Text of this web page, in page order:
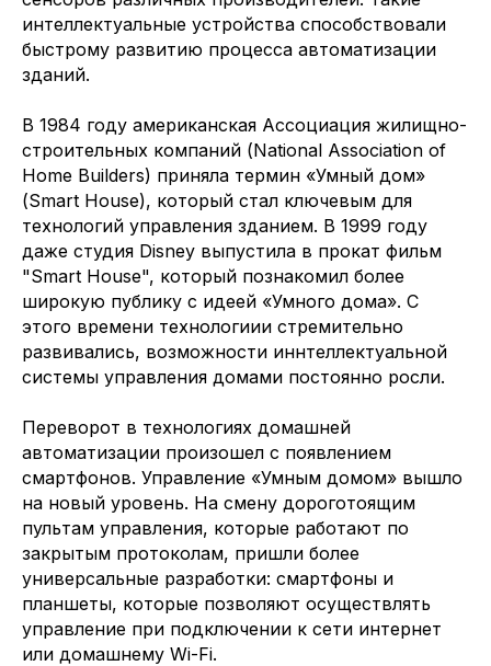
интеллектуальные устройства способствовали
быстрому развитию процесса автоматизации
зданий.
В 1984 году американская Ассоциация жилищно-
строительных компаний (National Association of
Home Builders) приняла термин «Умный дом»
(Smart House), который стал ключевым для
технологий управления зданием. В 1999 году
даже студия Disney выпустила в прокат фильм
"Smart House", который познакомил более
широкую публику с идеей «Умного дома». С
этого времени технологиии стремительно
развивались, возможности иннтеллектуальной
системы управления домами постоянно росли.
Переворот в технологиях домашней
автоматизации произошел с появлением
смартфонов. Управление «Умным домом» вышло
на новый уровень. На смену дороготоящим
пультам управления, которые работают по
закрытым протоколам, пришли более
универсальные разработки: смартфоны и
планшеты, которые позволяют осуществлять
управление при подключении к сети интернет
или домашнему Wi-Fi.